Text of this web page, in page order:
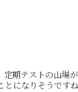
期テストの山場
になりそうです